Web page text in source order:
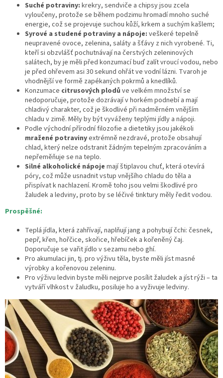
Suché potraviny: krekry, sendviče a chipsy jsou zcela
vyloučeny, protože se během podzimu hromadí mnoho suché
energie, což se projevuje suchou kůží, krkem a suchým kašlem;
Syrové a studené potraviny a nápoje: veškeré tepelně
neupravené ovoce, zelenina, saláty a šťávy z nich vyrobené. Ti,
kteří si obzvlášť pochutnávají na čerstvých zeleninových
salátech, by je měli před konzumací buď zalít vroucí vodou, nebo
je před ohřevem asi 30 sekund ohřát ve vodní lázni. Tvaroh je
vhodnější ve formě zapékaných pokrmů a knedlíků.
Konzumace citrusových plodů ve velkém množství se
nedoporučuje, protože dozrávají v horkém podnebí a mají
chladivý charakter, což je škodlivé při nadměrném vnějším
chladu v zimě. Měly by být vyváženy teplými jídly a nápoji.
Podle východní přírodní filozofie a dietetiky jsou jakékoli
mražené potravinyextrémně nezdravé, protože obsahují
chlad, který nelze odstranit žádným tepelným zpracováním a
nepřeměňuje se na teplo.
Silné alkoholické nápoje mají štiplavou chuť, která otevírá
póry, což může usnadnit vstup vnějšího chladu do těla a
přispívat k nachlazení. Kromě toho jsou velmi škodlivé pro
žaludek a ledviny, proto by se léčivé tinktury měly ředit vodou.
Prospěšné:
Teplá jídla, která zahřívají, naplňují jang a pohybují čchi: česnek,
pepř, křen, hořčice, skořice, hřebíček a kořeněný čaj.
Doporučuje se vařit jídlo v sezamu nebo ghí.
Pro akumulaci jin, tj. pro výživu těla, byste měli jíst masné
výrobky a kořenovou zeleninu.
Pro výživu ledvin byste měli nejprve posílit žaludek a jíst rýži – ta
vytváří vlhkost v žaludku, posiluje ho a vyživuje ledviny.